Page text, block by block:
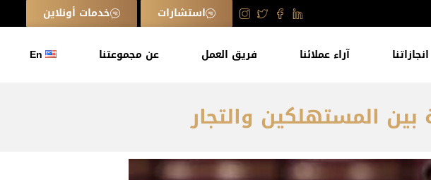
استشارات خدمات أونلاين
انجازاتنا آراء عملائنا فريق العمل عن مجموعتنا En
المستهلكين والتجار